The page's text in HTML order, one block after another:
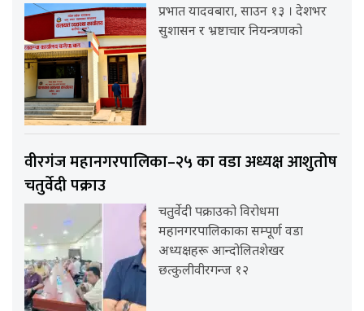
प्रभात यादवबारा, साउन १३ । देशभर
सुशासन र भ्रष्टाचार नियन्त्रणको
वीरगंज महानगरपालिका–२५ का वडा अध्यक्ष आशुतोष
चतुर्वेदी पक्राउ
चतुर्वेदी पक्राउको विरोधमा
महानगरपालिकाका सम्पूर्ण वडा
अध्यक्षहरू आन्दोलितशेखर
छत्कुलीवीरगन्ज १२